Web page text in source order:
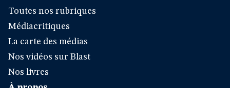
Toutes nos rubriques
Médiacritiques
La carte des médias
Nos vidéos sur Blast
Nos livres